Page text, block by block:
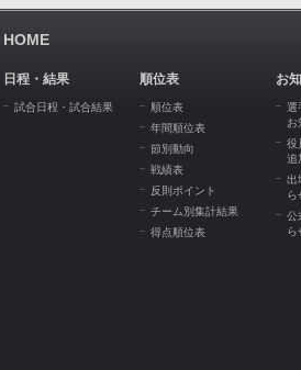
HOME
日程・結果
試合日程・試合結果
順位表
順位表
年間順位表
節別動向
戦績表
反則ポイント
チーム別集計結果
得点順位表
お
選
お
役
追
出
ら
公
ら